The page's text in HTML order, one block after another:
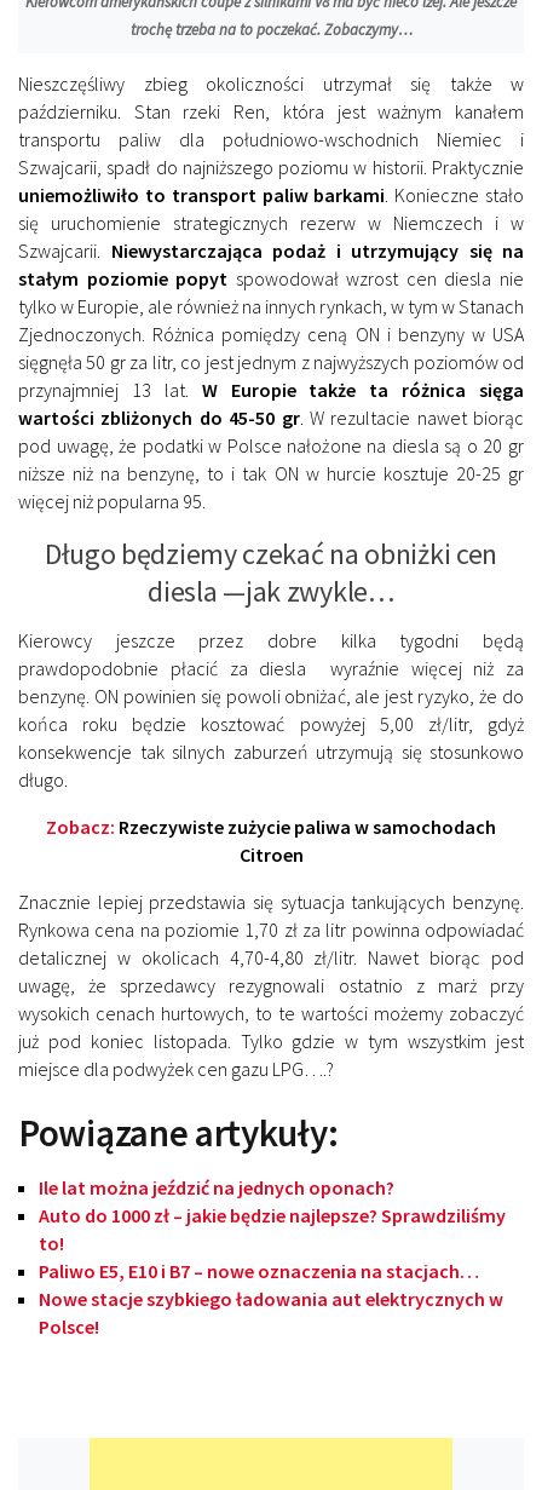
trochę trzeba na to poczekać. Zobaczymy…
Nieszczęśliwy zbieg okoliczności utrzymał się także w
październiku. Stan rzeki Ren, która jest ważnym kanałem
transportu paliw dla południowo-wschodnich Niemiec i
Szwajcarii, spadł do najniższego poziomu w historii. Praktycznie
uniemożliwiło to transport paliw barkami. Konieczne stało
się uruchomienie strategicznych rezerw w Niemczech i w
Szwajcarii. Niewystarczająca podaż i utrzymujący się na
stałym poziomie popyt spowodował wzrost cen diesla nie
tylko w Europie, ale również na innych rynkach, w tym w Stanach
Zjednoczonych. Różnica pomiędzy ceną ON i benzyny w USA
sięgnęła 50 gr za litr, co jest jednym z najwyższych poziomów od
przynajmniej 13 lat. W Europie także ta różnica sięga
wartości zbliżonych do 45-50 gr. W rezultacie nawet biorąc
pod uwagę, że podatki w Polsce nałożone na diesla są o 20 gr
niższe niż na benzynę, to i tak ON w hurcie kosztuje 20-25 gr
więcej niż popularna 95.
Długo będziemy czekać na obniżki cen
diesla —jak zwykle…
Kierowcy jeszcze przez dobre kilka tygodni będą
prawdopodobnie płacić za diesla wyraźnie więcej niż za
benzynę. ON powinien się powoli obniżać, ale jest ryzyko, że do
końca roku będzie kosztować powyżej 5,00 zł/litr, gdyż
konsekwencje tak silnych zaburzeń utrzymują się stosunkowo
długo.
Zobacz: Rzeczywiste zużycie paliwa w samochodach
Citroen
Znacznie lepiej przedstawia się sytuacja tankujących benzynę.
Rynkowa cena na poziomie 1,70 zł za litr powinna odpowiadać
detalicznej w okolicach 4,70-4,80 zł/litr. Nawet biorąc pod
uwagę, że sprzedawcy rezygnowali ostatnio z marż przy
wysokich cenach hurtowych, to te wartości możemy zobaczyć
już pod koniec listopada. Tylko gdzie w tym wszystkim jest
miejsce dla podwyżek cen gazu LPG….?
Powiązane artykuły:
Ile lat można jeździć na jednych oponach?
Auto do 1000 zł – jakie będzie najlepsze? Sprawdziliśmy
to!
Paliwo E5, E10 i B7 – nowe oznaczenia na stacjach…
Nowe stacje szybkiego ładowania aut elektrycznych w
Polsce!